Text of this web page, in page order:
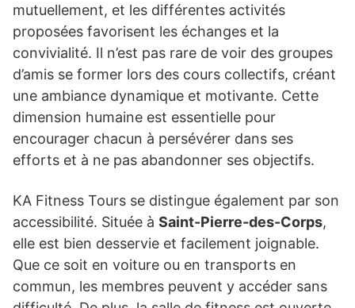
mutuellement, et les différentes activités
proposées favorisent les échanges et la
convivialité. Il n’est pas rare de voir des groupes
d’amis se former lors des cours collectifs, créant
une ambiance dynamique et motivante. Cette
dimension humaine est essentielle pour
encourager chacun à persévérer dans ses
efforts et à ne pas abandonner ses objectifs.
KA Fitness Tours se distingue également par son
accessibilité. Située à Saint-Pierre-des-Corps,
elle est bien desservie et facilement joignable.
Que ce soit en voiture ou en transports en
commun, les membres peuvent y accéder sans